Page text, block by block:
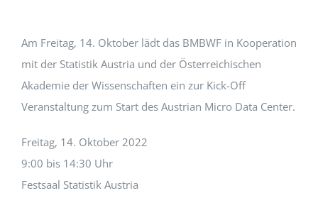
EVENTS
Am Freitag, 14. Oktober lädt das BMBWF in Kooperation
mit der Statistik Austria und der Österreichischen
Akademie der Wissenschaften ein zur Kick-Off
Veranstaltung zum Start des Austrian Micro Data Center.
Freitag, 14. Oktober 2022
9:00 bis 14:30 Uhr
Festsaal Statistik Austria